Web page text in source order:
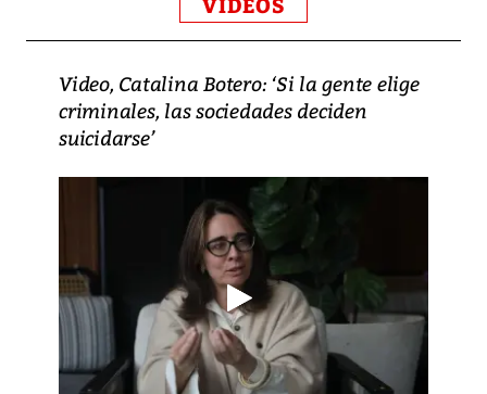
VIDEOS
Video, Catalina Botero: ‘Si la gente elige
criminales, las sociedades deciden
suicidarse’